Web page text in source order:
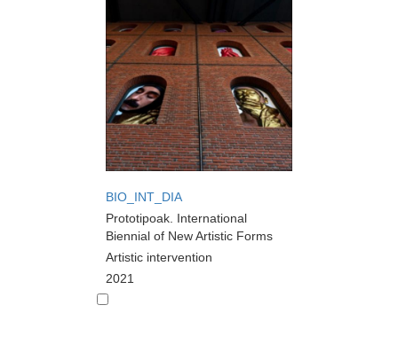
BIO_INT_DIA
Prototipoak. International
Biennial of New Artistic Forms
Artistic intervention
2021